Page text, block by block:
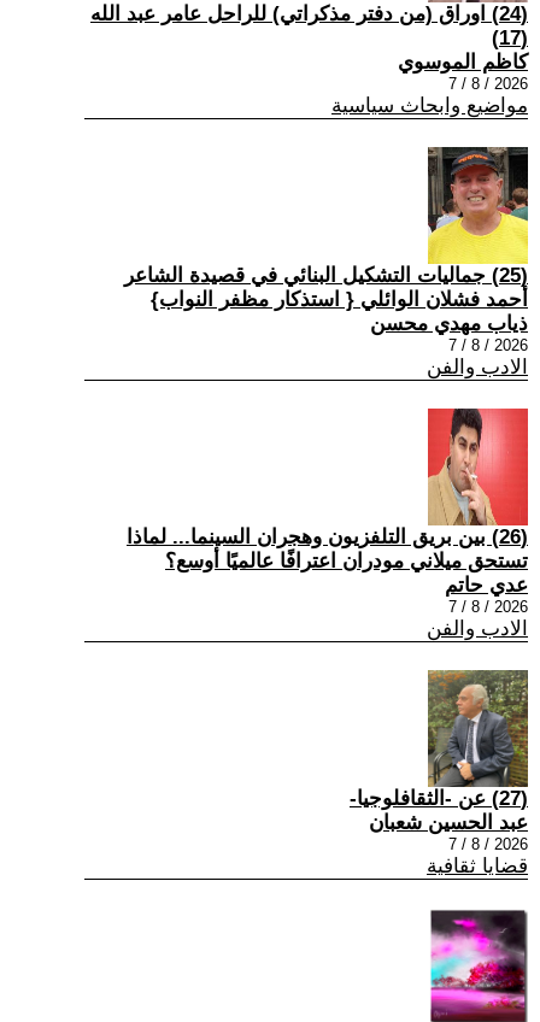
(24) اوراق (من دفتر مذكراتي) للراحل عامر عبد الله
(17)
كاظم الموسوي
2026 / 8 / 7
مواضيع وابحاث سياسية
(25) جماليات التشكيل البنائي في قصيدة الشاعر
أحمد فشلان الوائلي { استذكار مظفر النواب}
ذياب مهدي محسن
2026 / 8 / 7
الادب والفن
(26) بين بريق التلفزيون وهجران السينما... لماذا
تستحق ميلاني مودران اعترافًا عالميًا أوسع؟
عدي حاتم
2026 / 8 / 7
الادب والفن
(27) عن -الثقافلوجيا-
عبد الحسين شعبان
2026 / 8 / 7
قضايا ثقافية